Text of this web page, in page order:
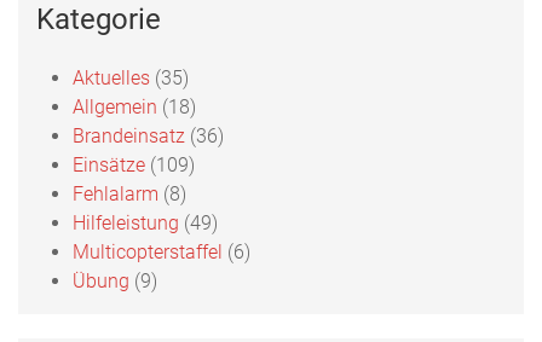
Kategorie
Aktuelles (35)
Allgemein (18)
Brandeinsatz (36)
Einsätze (109)
Fehlalarm (8)
Hilfeleistung (49)
Multicopterstaffel (6)
Übung (9)